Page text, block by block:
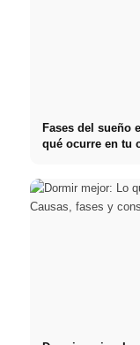
Fases del sueño
qué ocurre en tu